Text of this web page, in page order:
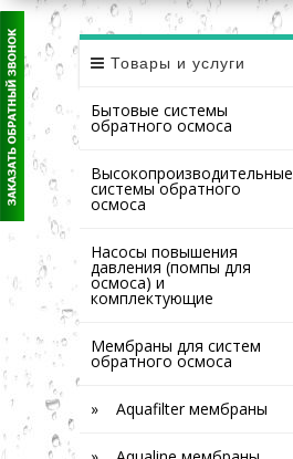
Товары и услуги
Бытовые системы
обратного осмоса
Высокопроизводительные
системы обратного
осмоса
Насосы повышения
давления (помпы для
осмоса) и
комплектующие
Мембраны для систем
обратного осмоса
» Aquafilter мембраны